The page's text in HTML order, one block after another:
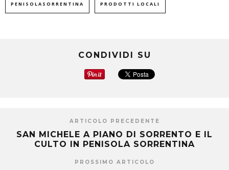
PENISOLASORRENTINA PRODOTTI LOCALI
CONDIVIDI SU
ARTICOLO PRECEDENTE
SAN MICHELE A PIANO DI SORRENTO E IL
CULTO IN PENISOLA SORRENTINA
PROSSIMO ARTICOLO